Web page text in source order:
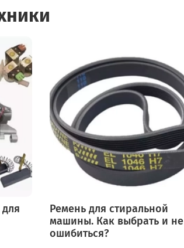
Ремень для стиральной
машины. Как выбрать и не
ошибиться?